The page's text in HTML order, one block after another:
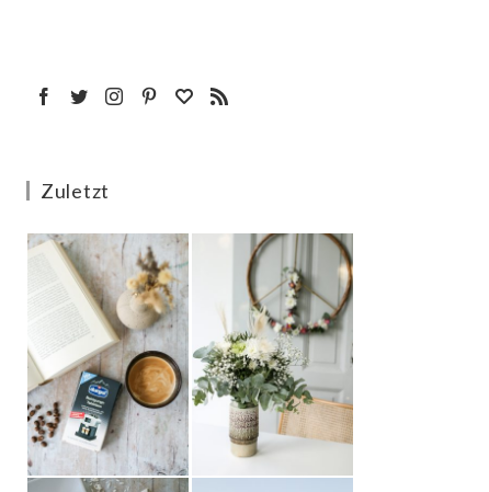
Zuletzt